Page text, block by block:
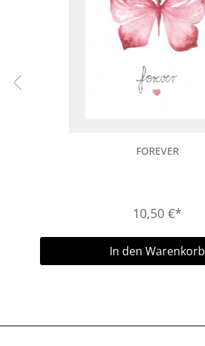
FOREVER
10,50 €*
In den Warenkorb